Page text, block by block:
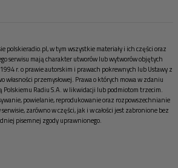
polskieradio.pl, w tym wszystkie materiały i ich części oraz
serwisu mają charakter utworów lub wytworów objętych
r. o prawie autorskim i prawach pokrewnych lub Ustawy z
własności przemysłowej. Prawa o których mowa w zdaniu
Polskiemu Radiu S.A. w likwidacji lub podmiotom trzecim.
powielanie, reprodukowanie oraz rozpowszechnianie
zarówno w części, jak i w całości jest zabronione bez
pisemnej zgody uprawnionego.